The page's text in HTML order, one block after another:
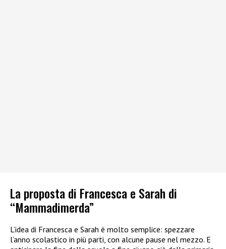
La proposta di Francesca e Sarah di
“Mammadimerda”
L’idea di Francesca e Sarah è molto semplice: spezzare
l’anno scolastico in più parti, con alcune pause nel mezzo. E